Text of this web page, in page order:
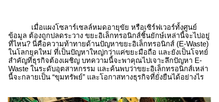
เมื่อแผงโซลาร์เซลล์หมดอายุขัย หรือเซิร์ฟเวอร์ทั้งศูนย์
ข้อมูล ต้องถูกปลดระวาง ขยะอิเล็กทรอนิกส์ชิ้นยักษ์เหล่านี้จะไปอยู่
ที่ไหน? นี่คือความท้าทายด้านปัญหาขยะอิเล็กทรอนิกส์ (E-Waste)
ในโลกยุคใหม่ ที่เป็นปัญหาใหญ่กว่าแค่ขยะมือถือ และยังเป็นโจทย์
สำคัญที่ธุรกิจต้องเผชิญ บทความนี้จะพาคุณไปเจาะลึกปัญหา E-
Waste ในระดับอุตสาหกรรม และค้นพบว่าขยะอิเล็กทรอนิกส์เหล่า
นี้จะกลายเป็น “ขุมทรัพย์” และโอกาสทางธุรกิจที่ยั่งยืนได้อย่างไร